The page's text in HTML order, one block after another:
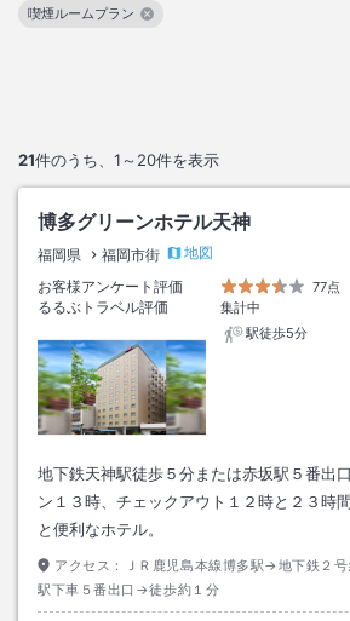
21件のうち、 1～20件を表示
喫煙ルームプラン
この絞り込み条件を解除
博多グリーンホテル天神
福岡県 福岡市街
地図
お客様アンケート評価
77点
るるぶトラベル評価
集計中
駅徒歩5分
地下鉄天神駅徒歩５分または赤坂駅５番出
ン１３時、チェックアウト１２時と２３時
と便利なホテル。
アクセス：
ＪＲ鹿児島本線博多駅→地下鉄２
駅下車５番出口→徒歩約１分